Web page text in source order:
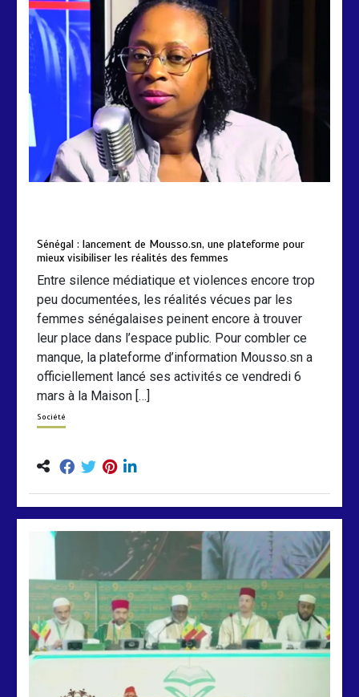
Sénégal : lancement de Mousso.sn, une plateforme pour
mieux visibiliser les réalités des femmes
Entre silence médiatique et violences encore trop
peu documentées, les réalités vécues par les
femmes sénégalaises peinent encore à trouver
leur place dans l’espace public. Pour combler ce
manque, la plateforme d’information Mousso.sn a
officiellement lancé ses activités ce vendredi 6
mars à la Maison […]
Société